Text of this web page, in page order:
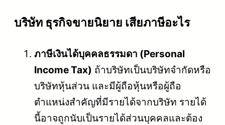
บริษัท ธุรกิจขายนิยาย เสียภาษีอะไร
ภาษีเงินได้บุคคลธรรมดา (Personal
Income Tax) ถ้าบริษัทเป็นบริษัทจำกัดหรือ
บริษัทหุ้นส่วน และมีผู้ถือหุ้นหรือผู้ถือ
ตำแหน่งสำคัญที่มีรายได้จากบริษัท รายได้
นี้อาจถูกนับเป็นรายได้ส่วนบุคคลและต้อง